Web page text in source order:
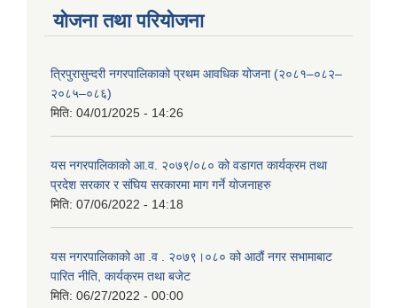
योजना तथा परियोजना
त्रिपुरासुन्दरी नगरपालिकाको प्रथम आवधिक योजना (२०८१–०८२–
२०८५–०८६)
मिति: 04/01/2025 - 14:26
यस नगरपालिकाको आ.व. २०७९/०८० को वडागत कार्यक्रम तथा
प्रदेश सरकार र संघिय सरकारमा माग गर्ने याेजनाहरु
मिति: 07/06/2022 - 14:18
यस नगरपालिकाको आ‍ .व . २०७९।०८० को आठौं नगर सभामाबाट
पारित नीति, कार्यक्रम तथा बजेट
मिति: 06/27/2022 - 00:00